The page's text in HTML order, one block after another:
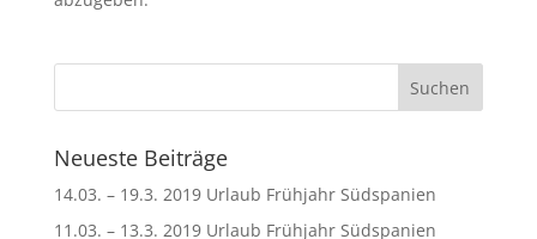
Neueste Beiträge
14.03. – 19.3. 2019 Urlaub Frühjahr Südspanien
11.03. – 13.3. 2019 Urlaub Frühjahr Südspanien